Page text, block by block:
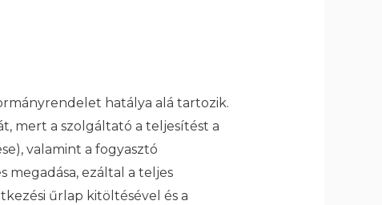
hatálya alá tartozik.
mert a szolgáltató a teljesítést a
valamint a fogyasztó
megadása, ezáltal a teljes
űrlap kitöltésével és a